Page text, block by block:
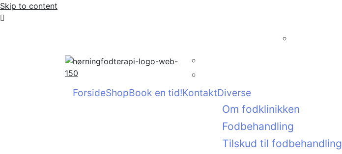
Skip to content
ForsideShopBook en tid!KontaktDiverse
Om fodklinikken
Fodbehandling
Tilskud til fodbehandling